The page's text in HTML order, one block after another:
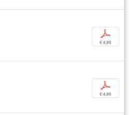
p
€ 4,95
p
€ 4,95